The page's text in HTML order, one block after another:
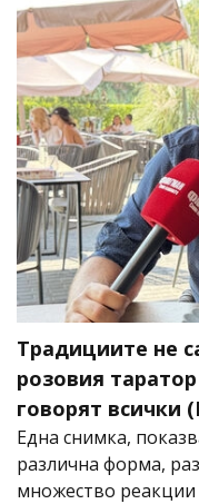
Традициите не
розовия
говорят всички
Една снимка,
различна форма,
множество реакции